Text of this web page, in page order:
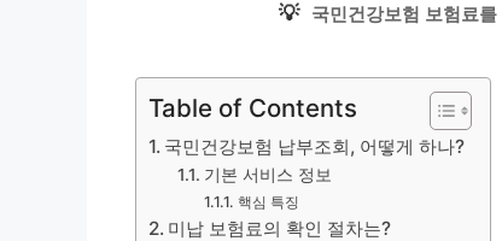
💡 국민건강보험 보험료
Table of Contents
국민건강보험 납부조회, 어떻게 하나?
기본 서비스 정보
핵심 특징
미납 보험료의 확인 절차는?